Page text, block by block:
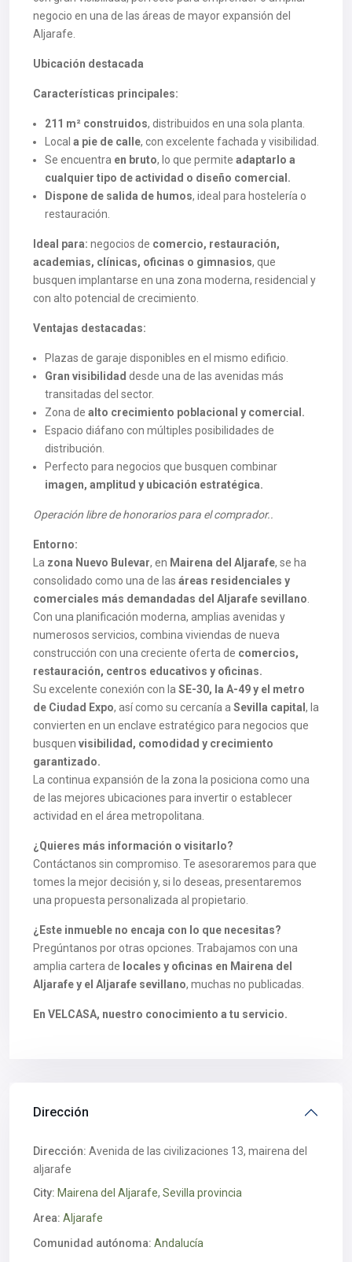
negocio en una de las áreas de mayor expansión del
Aljarafe.
Ubicación destacada
Características principales:
211 m² construidos, distribuidos en una sola planta.
Local a pie de calle, con excelente fachada y visibilidad.
Se encuentra en bruto, lo que permite adaptarlo a
cualquier tipo de actividad o diseño comercial.
Dispone de salida de humos, ideal para hostelería o
restauración.
Ideal para: negocios de comercio, restauración,
academias, clínicas, oficinas o gimnasios, que
busquen implantarse en una zona moderna, residencial y
con alto potencial de crecimiento.
Ventajas destacadas:
Plazas de garaje disponibles en el mismo edificio.
Gran visibilidad desde una de las avenidas más
transitadas del sector.
Zona de alto crecimiento poblacional y comercial.
Espacio diáfano con múltiples posibilidades de
distribución.
Perfecto para negocios que busquen combinar
imagen, amplitud y ubicación estratégica.
Operación libre de honorarios para el comprador..
Entorno:
La zona Nuevo Bulevar, en Mairena del Aljarafe, se ha
consolidado como una de las áreas residenciales y
comerciales más demandadas del Aljarafe sevillano
Con una planificación moderna, amplias avenidas y
numerosos servicios, combina viviendas de nueva
construcción con una creciente oferta de comercios,
restauración, centros educativos y oficinas.
Su excelente conexión con la SE-30, la A-49 y el metro
de Ciudad Expo, así como su cercanía a Sevilla capital , la
convierten en un enclave estratégico para negocios que
busquen visibilidad, comodidad y crecimiento
garantizado.
La continua expansión de la zona la posiciona como una
de las mejores ubicaciones para invertir o establecer
actividad en el área metropolitana.
¿Quieres más información o visitarlo?
Contáctanos sin compromiso. Te asesoraremos para que
tomes la mejor decisión y, si lo deseas, presentaremos
una propuesta personalizada al propietario.
¿Este inmueble no encaja con lo que necesitas?
Pregúntanos por otras opciones. Trabajamos con una
amplia cartera de locales y oficinas en Mairena del
Aljarafe y el Aljarafe sevillano, muchas no publicadas.
En VELCASA, nuestro conocimiento a tu servicio.
Dirección
Dirección: Avenida de las civilizaciones 13, mairena del
aljarafe
City: Mairena del Aljarafe, Sevilla provincia
Area: Aljarafe
Comunidad autónoma: Andalucía